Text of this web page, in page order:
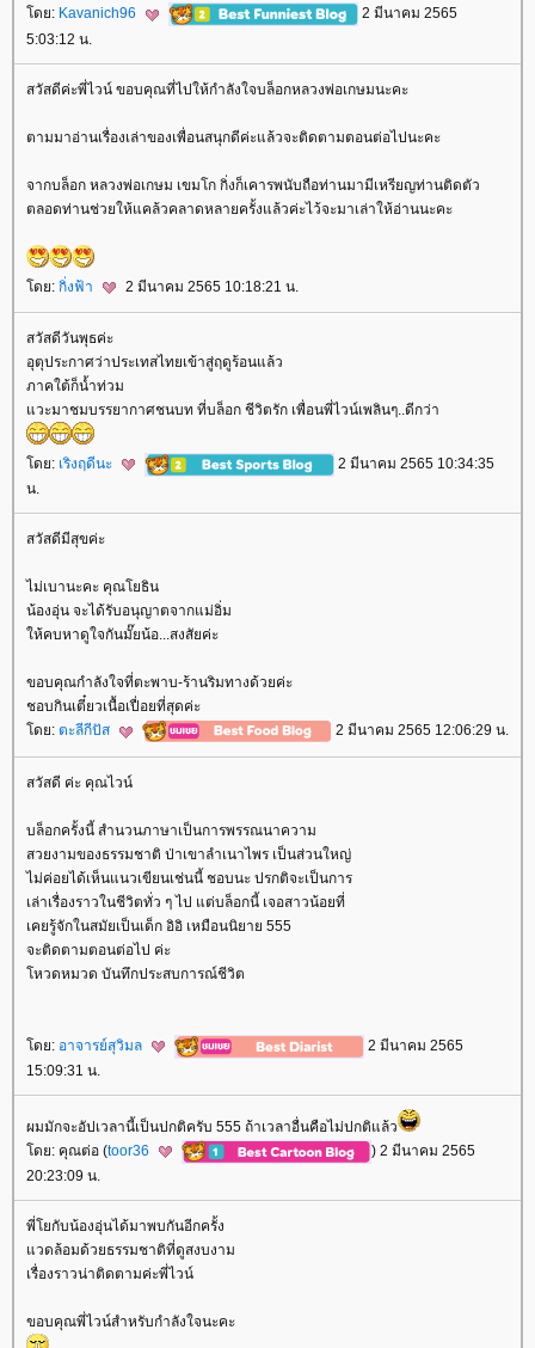
ดย: Kavanich96
2 มีนาคม 2565
5:03:12 น.
สวัสดีค่ะพี่ไวน์ ขอบคุณที่ไปให้กำลังใจบล็อกหลวงพ่อเกษมนะคะ
ตามมาอ่านเรื่องเล่าของเพื่อนสนุกดีค่ะแล้วจะติดตามตอนต่อไปนะคะ
จากบล็อก หลวงพ่อเกษม เขมโก กิ่งก็เคารพนับถือท่านมามีเหรียญท่านติดตัว
ตลอดท่านช่วยให้แคล้วคลาดหลายครั้งแล้วค่ะไว้จะมาเล่าให้อ่านนะคะ
ดย: กิ่งฟ้า 2 มีนาคม 2565 10:18:21 น.
สวัสดีวันพุธค่ะ
อุตุประกาศว่าประเทสไทยเข้าสู่ฤดูร้อนแล้ว
ภาคใต้ก็น้ำท่วม
วะมาชมบรรยากาศชนบท ที่บล็อก ชีวิตรัก เพื่อนพี่ไวน์เพลินๆ..ดีกว่า
ดย: เริงฤดีนะ
2 มีนาคม 2565 10:34:35
น.
สวัสดีมีสุขค่ะ
ไม่เบานะคะ คุณโยธิน
น้องอุ่น จะได้รับอนุญาตจากแม่อิ่ม
ห้คบหาดูใจกันมั๊ยน้อ...สงสัยค่ะ
ขอบคุณกำลังใจที่ตะพาบ-ร้านริมทางด้วยค่ะ
ชอบกินเตี๋ยวเนื้อเปื่อยที่สุดค่ะ
ดย: ตะลีกีปัส 2 มีนาคม 2565 12:06:29 น.
สวัสดี ค่ะ คุณไวน์
บล็อกครั้งนี้ สำนวนภาษาเป็นการพรรณนาความ
สวยงามของธรรมชาติ ป่าเขาลำเนาไพร เป็นส่วนใหญ่
ไม่ค่อยได้เห็นแนวเขียนเช่นนี้ ชอบนะ ปรกติจะเป็นการ
เล่าเรื่องราวในชีวิตทั่ว ๆ ไป แต่บล็อกนี้ เจอสาวน้อยที่
เคยรู้จักในสมัยเป็นเด็ก อิอิ เหมือนนิยาย 555
จะติดตามตอนต่อไป ค่ะ
หวดหมวด บันทึกประสบการณ์ชีวิต
ดย: อาจารย์สุวิมล
2 มีนาคม 2565
15:09:31 น.
ผมมักจะอัปเวลานี้เป็นปกติครับ 555 ถ้าเวลาอื่นคือไม่ปกติแล้ว
ดย: คุณต่อ (toor36
) 2 มีนาคม 2565
20:23:09 น.
พี่โยกับน้องอุ่นได้มาพบกันอีกครั้ง
วดล้อมด้วยธรรมชาติที่ดูสงบงาม
เรื่องราวน่าติดตามค่ะพี่ไวน์
ขอบคุณพี่ไวน์สำหรับกำลังใจนะคะ